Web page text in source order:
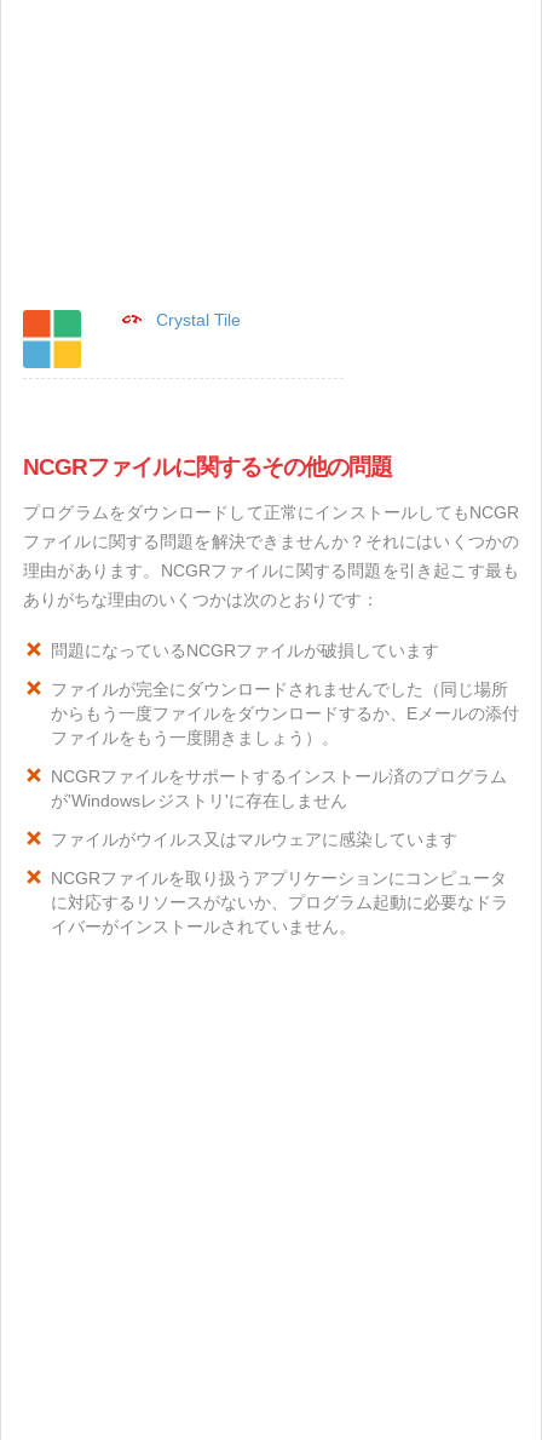
Crystal Tile
NCGRファイルに関するその他の問題
プログラムをダウンロードして正常にインストールしてもNCGR
ファイルに関する問題を解決できませんか？それにはいくつかの
理由があります。NCGRファイルに関する問題を引き起こす最も
ありがちな理由のいくつかは次のとおりです：
問題になっているNCGRファイルが破損しています
ファイルが完全にダウンロードされませんでした（同じ場所
からもう一度ファイルをダウンロードするか、Eメールの添付
ファイルをもう一度開きましょう）。
NCGRファイルをサポートするインストール済のプログラム
が'Windowsレジストリ'に存在しません
ファイルがウイルス又はマルウェアに感染しています
NCGRファイルを取り扱うアプリケーションにコンピュータ
に対応するリソースがないか、プログラム起動に必要なドラ
イバーがインストールされていません。